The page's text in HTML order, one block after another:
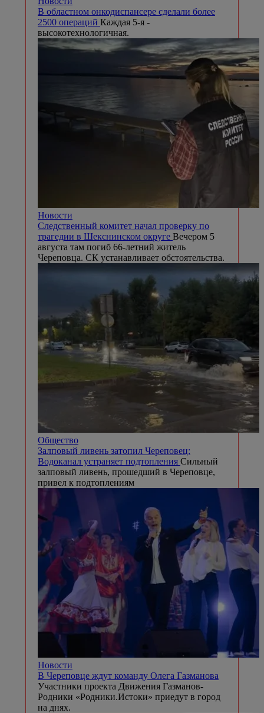
В областном онкодиспансере сделали более
2500 операций Каждая 5-я -
высокотехнологичная.
Новости
Следственный комитет начал проверку по
трагедии в Шекснинском округе Вечером 5
августа там погиб 66-летний житель
Череповца. СК устанавливает обстоятельства.
Общество
Залповый ливень затопил Череповец:
Водоканал устраняет подтопления Сильный
залповый ливень, прошедший в Череповце,
привел к подтоплениям
Новости
В Череповце ждут команду Олега Газманова
Участники проекта Движения Газманов-
Родники «Родники.Истоки» приедут в город
на днях.